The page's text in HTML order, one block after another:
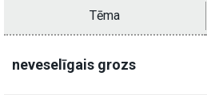
Tēma
neveselīgais grozs